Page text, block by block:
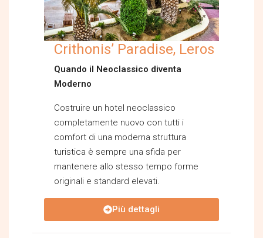
Crithonis’ Paradise, Leros
Quando il Neoclassico diventa
Moderno
Costruire un hotel neoclassico
completamente nuovo con tutti i
comfort di una moderna struttura
turistica è sempre una sfida per
mantenere allo stesso tempo forme
originali e standard elevati.
Più dettagli